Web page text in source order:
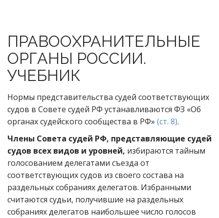
ПРАВООХРАНИТЕЛЬНЫЕ
ОРГАНЫ РОССИИ.
УЧЕБНИК
Нормы представительства судей соответствующих
судов в Совете судей РФ устанавливаются ФЗ «Об
органах судейского сообщества в РФ» (ст. 8).
Члены Совета судей РФ, представляющие судей
судов всех видов и уровней, избираются тайным
голосованием делегатами съезда от
соответствующих судов из своего состава на
раздельных собраниях делегатов. Избранными
считаются судьи, получившие на раздельных
собраниях делегатов наибольшее число голосов